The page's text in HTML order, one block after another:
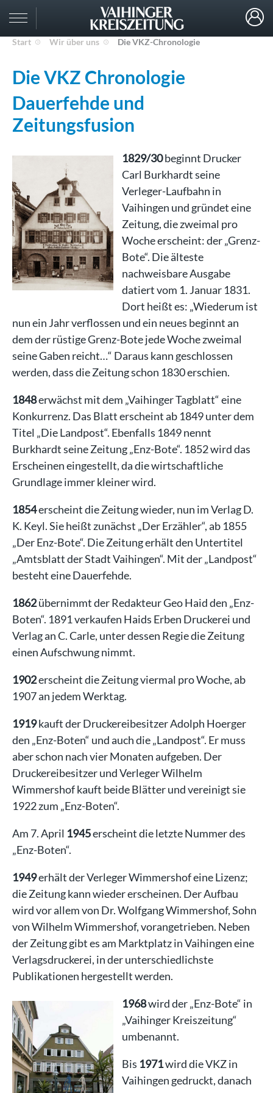
Start Wir über uns Die VKZ-Chronologie
Die VKZ Chronologie
Dauerfehde und
Zeitungsfusion
1829/30beginnt Drucker
Carl Burkhardt seine
Verleger-Laufbahn in
Vaihingen und gründet eine
Zeitung, die zweimal pro
Woche erscheint: der „Grenz-
Bote“. Die älteste
nachweisbare Ausgabe
datiert vom 1. Januar 1831.
Dort heißt es: „Wiederum ist
nun ein Jahr verflossen und ein neues beginnt an
dem der rüstige Grenz-Bote jede Woche zweimal
seine Gaben reicht…“ Daraus kann geschlossen
werden, dass die Zeitung schon 1830 erschien.
1848erwächst mit dem „Vaihinger Tagblatt“ eine
Konkurrenz. Das Blatt erscheint ab 1849 unter dem
Titel „Die Landpost“. Ebenfalls 1849 nennt
Burkhardt seine Zeitung „Enz-Bote“. 1852 wird das
Erscheinen eingestellt, da die wirtschaftliche
Grundlage immer kleiner wird.
1854erscheint die Zeitung wieder, nun im Verlag D.
K. Keyl. Sie heißt zunächst „Der Erzähler“, ab 1855
„Der Enz-Bote“. Die Zeitung erhält den Untertitel
„Amtsblatt der Stadt Vaihingen“. Mit der „Landpost“
besteht eine Dauerfehde.
1862übernimmt der Redakteur Geo Haid den „Enz-
Boten“. 1891 verkaufen Haids Erben Druckerei und
Verlag an C. Carle, unter dessen Regie die Zeitung
einen Aufschwung nimmt.
1902erscheint die Zeitung viermal pro Woche, ab
1907 an jedem Werktag.
1919kauft der Druckereibesitzer Adolph Hoerger
den „Enz-Boten“ und auch die „Landpost“. Er muss
aber schon nach vier Monaten aufgeben. Der
Druckereibesitzer und Verleger Wilhelm
Wimmershof kauft beide Blätter und vereinigt sie
1922 zum „Enz-Boten“.
Am 7. April 1945erscheint die letzte Nummer des
„Enz-Boten“.
1949erhält der Verleger Wimmershof eine Lizenz;
die Zeitung kann wieder erscheinen. Der Aufbau
wird vor allem von Dr. Wolfgang Wimmershof, Sohn
von Wilhelm Wimmershof, vorangetrieben. Neben
der Zeitung gibt es am Marktplatz in Vaihingen eine
Verlagsdruckerei, in der unterschiedlichste
Publikationen hergestellt werden.
1968wird der „Enz-Bote“ in
„Vaihinger Kreiszeitung“
umbenannt.
Bis 1971wird die VKZ in
Vaihingen gedruckt, danach